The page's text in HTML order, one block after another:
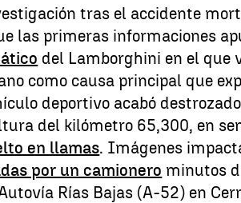
tras el accidente
las primeras informaciones
del Lamborghini en el que
como causa principal que
deportivo acabó
del kilómetro 65,300, en
en llamas. Imágenes
por un camionero minutos
Rías Bajas (A-52) en